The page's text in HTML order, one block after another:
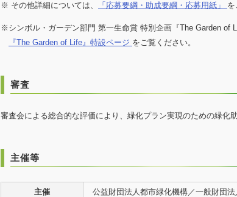
※ その他詳細については、 「応募要綱・助成要綱・応募用紙」 を
※シンボル・ガーデン部門 第一生命賞 特別企画『The Garden of
『The Garden of Life』特設ページ をご覧ください。
審査
審査会による総合的な評価により、緑化プラン実現のための緑化
主催等
主催 公益財団法人都市緑化機構／一般財団法